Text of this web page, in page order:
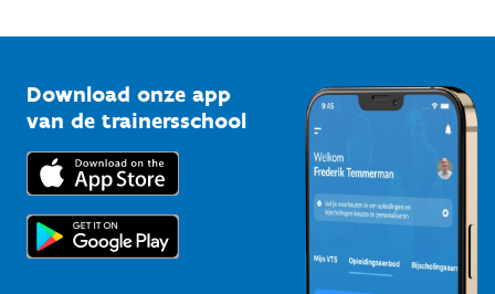
Bedrijven
Trainers en begeleiders
Topsporters
Vlaamse Trainersschool
Kennisplatform
Downloads
Voor de pers
Download onze app
van de trainersschool